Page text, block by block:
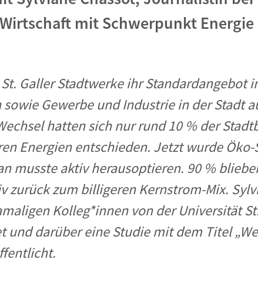
Wirtschaft mit Schwerpunkt Energie
Galler Stadtwerke ihr Standardangebot
Gewerbe und Industrie in der Stadt
hatten sich nur rund 10 % der
Energien entschieden. Jetzt wurde
musste aktiv herausoptieren. 90 %
zurück zum billigeren Kernstrom-Mix.
Kolleg*innen von der Universität
und darüber eine Studie mit dem Titel